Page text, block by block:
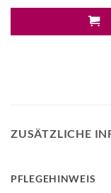
ZUSÄTZLICHE
PFLEGEHINWEIS